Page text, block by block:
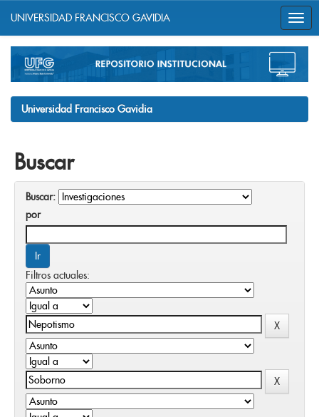
navigation
UNIVERSIDAD FRANCISCO GAVIDIA
Universidad Francisco Gavidia
Buscar
Buscar:
por
Filtros actuales: